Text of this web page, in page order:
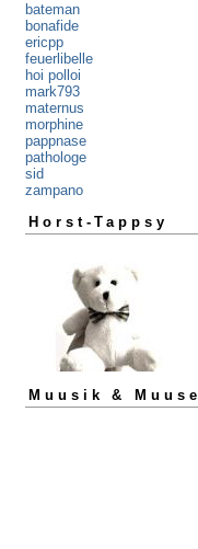
bateman
bonafide
ericpp
feuerlibelle
hoi polloi
mark793
maternus
morphine
pappnase
pathologe
sid
zampano
Horst-Tappsy
Muusik & Muuse